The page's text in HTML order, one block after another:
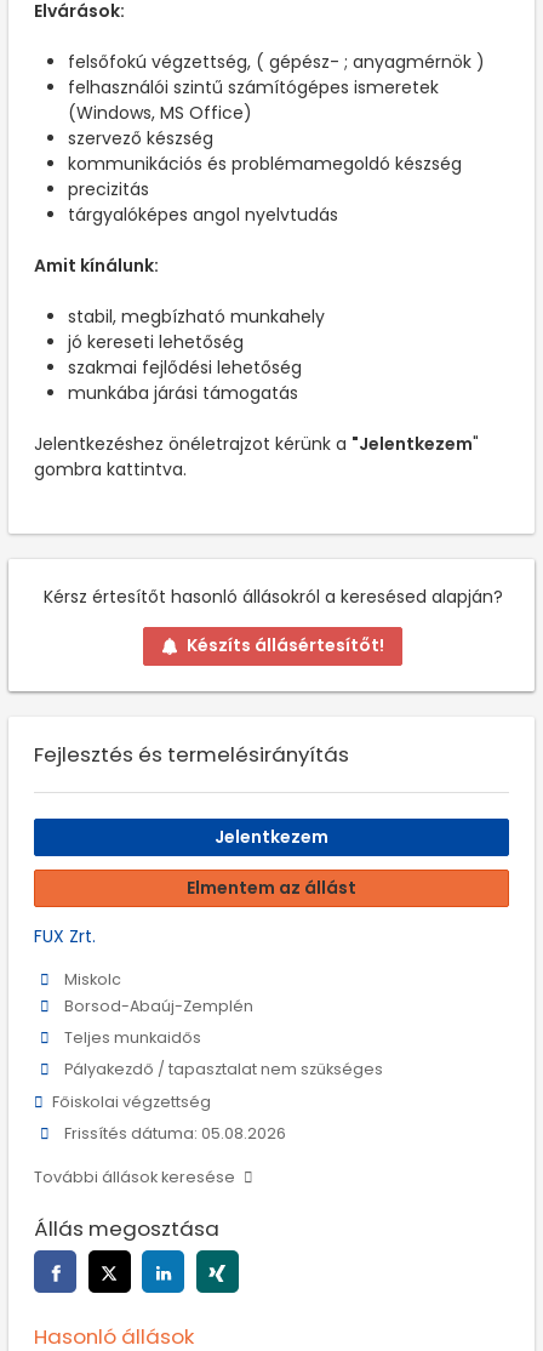
Elvárások:
felsőfokú végzettség, ( gépész- ; anyagmérnök )
felhasználói szintű számítógépes ismeretek
(Windows, MS Office)
szervező készség
kommunikációs és problémamegoldó készség
precizitás
tárgyalóképes angol nyelvtudás
Amit kínálunk:
stabil, megbízható munkahely
jó kereseti lehetőség
szakmai fejlődési lehetőség
munkába járási támogatás
Jelentkezéshez önéletrajzot kérünk a "Jelentkezem"
gombra kattintva.
Kérsz értesítőt hasonló állásokról a keresésed alapján?
Készíts állásértesítőt!
Fejlesztés és termelésirányítás
Jelentkezem
Elmentem az állást
FUX Zrt.
Miskolc
Borsod-Abaúj-Zemplén
Teljes munkaidős
Pályakezdő / tapasztalat nem szükséges
Főiskolai végzettség
Frissítés dátuma: 05.08.2026
További állások keresése
Állás megosztása
Hasonló állások